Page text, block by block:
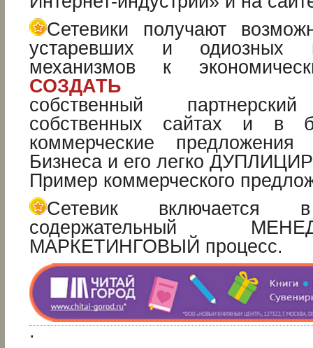
Сетевики получают
устаревших и одиозных
механизмов к
СОЗДАТЬ
собственный
собственных сайтах и в
коммерческие
Бизнеса и его легко
Пример коммерческого
Сетевик включается в
содержательный
МАРКЕТИНГОВЫЙ процесс.
.